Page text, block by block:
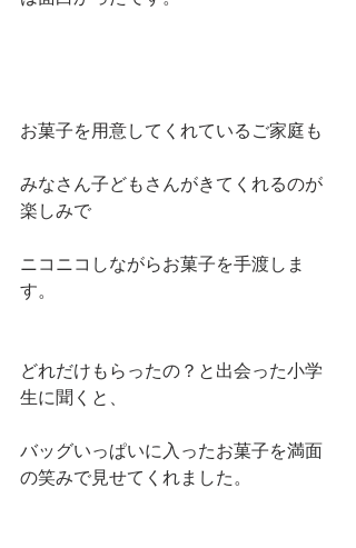
お菓子を用意してくれているご家庭も
みなさん子どもさんがきてくれるのが
楽しみで
ニコニコしながらお菓子を手渡しま
す。
どれだけもらったの？と出会った小学
生に聞くと、
バッグいっぱいに入ったお菓子を満面
の笑みで見せてくれました。